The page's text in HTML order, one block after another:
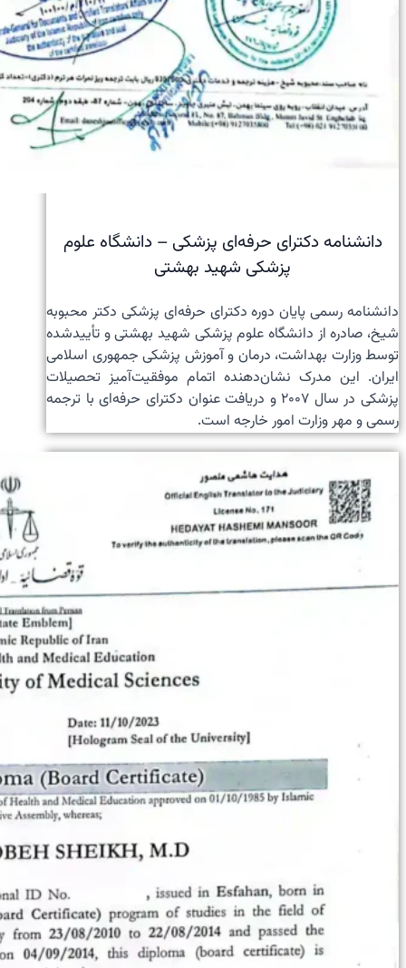
دانشنامه دکترای حرفه‌ای پزشکی – دانشگاه علوم
پزشکی شهید بهشتی
دانشنامه رسمی پایان دوره دکترای حرفه‌ای پزشکی دکتر محبوبه
شیخ، صادره از دانشگاه علوم پزشکی شهید بهشتی و تأییدشده
توسط وزارت بهداشت، درمان و آموزش پزشکی جمهوری اسلامی
ایران. این مدرک نشان‌دهنده اتمام موفقیت‌آمیز تحصیلات
پزشکی در سال ۲۰۰۷ و دریافت عنوان دکترای حرفه‌ای با ترجمه
رسمی و مهر وزارت امور خارجه است.